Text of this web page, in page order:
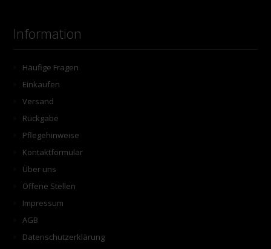
Information
Häufige Fragen
Einkaufen
Versand
Rückgabe
Pflegehinweise
Kontaktformular
Über uns
Offene Stellen
Impressum
AGB
Datenschutzerklärung